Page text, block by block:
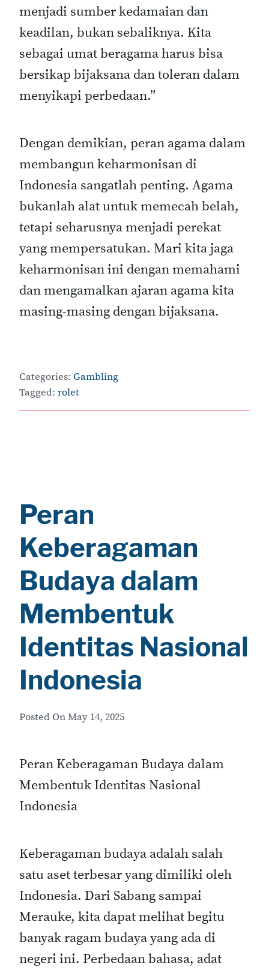
menjadi sumber kedamaian dan
keadilan, bukan sebaliknya. Kita
sebagai umat beragama harus bisa
bersikap bijaksana dan toleran dalam
menyikapi perbedaan.”
Dengan demikian, peran agama dalam
membangun keharmonisan di
Indonesia sangatlah penting. Agama
bukanlah alat untuk memecah belah,
tetapi seharusnya menjadi perekat
yang mempersatukan. Mari kita jaga
keharmonisan ini dengan memahami
dan mengamalkan ajaran agama kita
masing-masing dengan bijaksana.
Categories: Gambling
Tagged: rolet
Peran
Keberagaman
Budaya dalam
Membentuk
Identitas Nasional
Indonesia
Posted OnMay 14, 2025
Peran Keberagaman Budaya dalam
Membentuk Identitas Nasional
Indonesia
Keberagaman budaya adalah salah
satu aset terbesar yang dimiliki oleh
Indonesia. Dari Sabang sampai
Merauke, kita dapat melihat begitu
banyak ragam budaya yang ada di
negeri ini. Perbedaan bahasa, adat